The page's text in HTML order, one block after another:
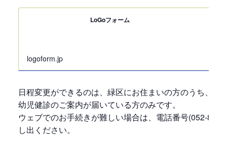
LoGoフォーム
logoform.jp
日程変更ができるのは、緑区にお住まいの方のうち、現
幼児健診のご案内が届いている方のみです。
ウェブでのお手続きが難しい場合は、電話番号(052-891-
し出ください。